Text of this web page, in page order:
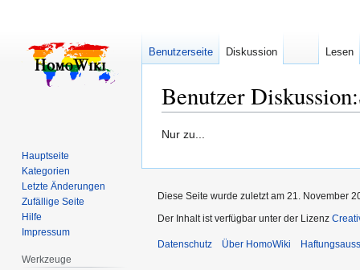
Benutzer Diskussion:
Zur
springen
Zur
springen
Nur zu...
Benutzerseite Diskussion Lesen
Hauptseite
Kategorien
Letzte Änderungen
Zufällige Seite
Hilfe
Impressum
Werkzeuge
Diese Seite wurde zuletzt am 21. November
Der Inhalt ist verfügbar unter der Lizenz
Datenschutz Über HomoWiki